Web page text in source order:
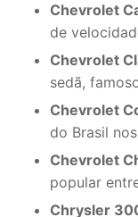
Chevrolet
de
Chevrolet
sedã,
Chevrolet
do Brasil
Chevrolet
popular
Chrysler